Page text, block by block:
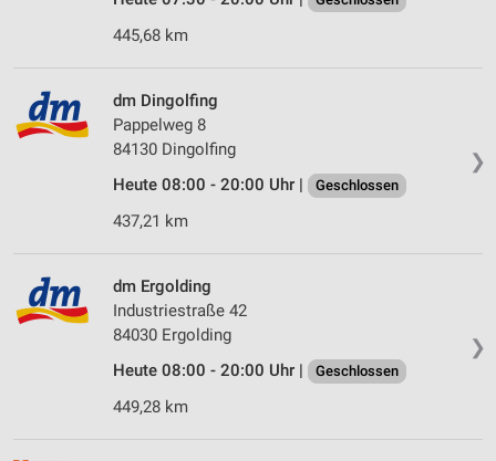
445,68 km
❯
dm Dingolfing
Pappelweg 8
84130 Dingolfing
Heute 08:00 - 20:00 Uhr |
Geschlossen
437,21 km
❯
dm Ergolding
Industriestraße 42
84030 Ergolding
Heute 08:00 - 20:00 Uhr |
Geschlossen
449,28 km